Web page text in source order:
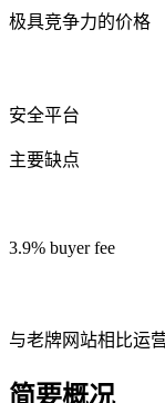
极具竞争力的价格
安全平台
主要缺点
3.9% buyer fee
与老牌网站相比运
简要概况